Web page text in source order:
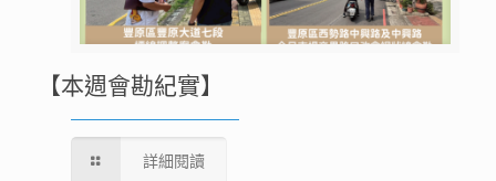
【本週會勘紀實】
詳細閱讀